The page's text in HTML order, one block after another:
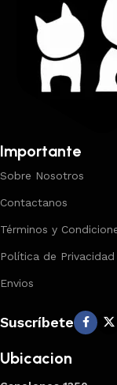
Importante
Sobre Nosotros
Contactanos
Términos y
Política de Privacidad
Envios
Suscríbete
Ubicacion